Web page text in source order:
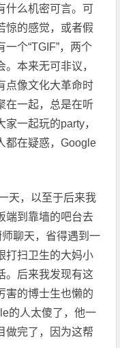
什么机密可言。可
惊的感觉，或者假
个“TGIF”，两个
本来无可非议，
点像文化大革命时
在一起，总是在听
一起玩的party，
都在疑惑，Google
天，以至于后来我
端到靠墙的吧台去
师聊天，省得遇到一
打扫卫生的大妈小
。后来我发现有这
害的博士生也懒的
的人太傻了，他一
做完了，因为这帮